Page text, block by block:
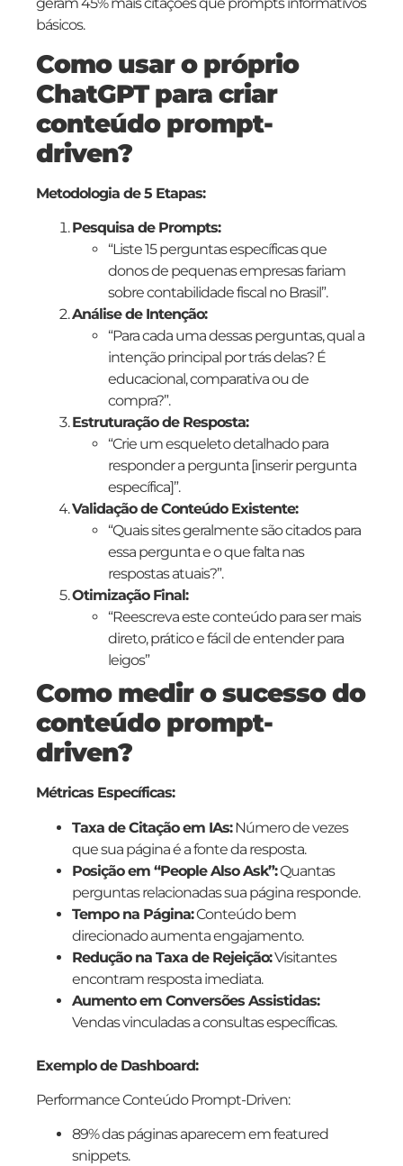
geram 45% mais citações que prompts informativos
básicos.
Como usar o próprio
ChatGPT para criar
conteúdo prompt-
driven?
Metodologia de 5 Etapas:
Pesquisa de Prompts:
“Liste 15 perguntas específicas que
donos de pequenas empresas fariam
sobre contabilidade fiscal no Brasil”.
Análise de Intenção:
“Para cada uma dessas perguntas, qual a
intenção principal por trás delas? É
educacional, comparativa ou de
compra?”.
Estruturação de Resposta:
“Crie um esqueleto detalhado para
responder a pergunta [inserir pergunta
específica]”.
Validação de Conteúdo Existente:
“Quais sites geralmente são citados para
essa pergunta e o que falta nas
respostas atuais?”.
Otimização Final:
“Reescreva este conteúdo para ser mais
direto, prático e fácil de entender para
leigos”
Como medir o sucesso do
conteúdo prompt-
driven?
Métricas Específicas:
Taxa de Citação em IAs:Número de vezes
que sua página é a fonte da resposta.
Posição em “People Also Ask”:Quantas
perguntas relacionadas sua página responde.
Tempo na Página:Conteúdo bem
direcionado aumenta engajamento.
Redução na Taxa de Rejeição:Visitantes
encontram resposta imediata.
Aumento em Conversões Assistidas:
Vendas vinculadas a consultas específicas.
Exemplo de Dashboard:
Performance Conteúdo Prompt-Driven:
89% das páginas aparecem em featured
snippets.